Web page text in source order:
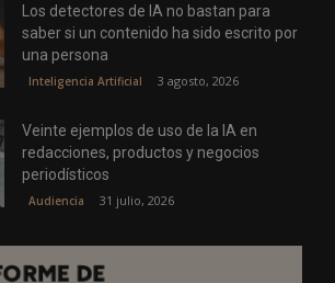
Los detectores de IA no bastan para
saber si un contenido ha sido escrito por
una persona
Inteligencia Artificial 3 agosto, 2026
Veinte ejemplos de uso de la IA en
redacciones, productos y negocios
periodísticos
Audiencia 31 julio, 2026